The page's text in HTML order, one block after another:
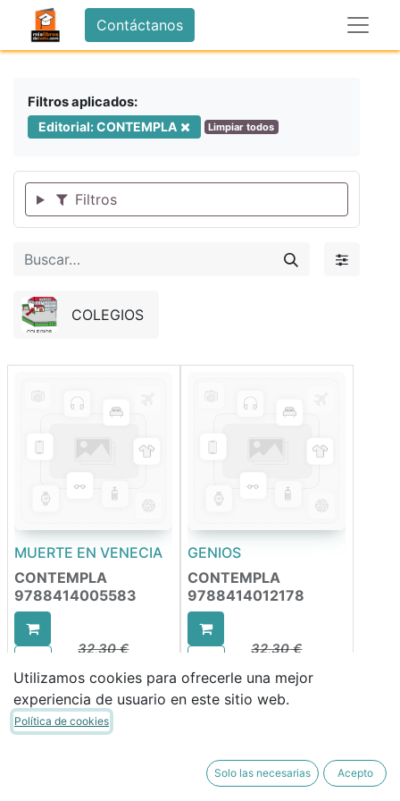
Contáctanos
Filtros aplicados:
Editorial: CONTEMPLA Limpiar todos
Filtros
COLEGIOS
MUERTE EN VENECIA
CONTEMPLA
9788414005583
32,30€
GENIOS
CONTEMPLA
9788414012178
32,30€
Utilizamos cookies para ofrecerle una mejor
experiencia de usuario en este sitio web.
Política de cookies
Solo las necesarias Acepto